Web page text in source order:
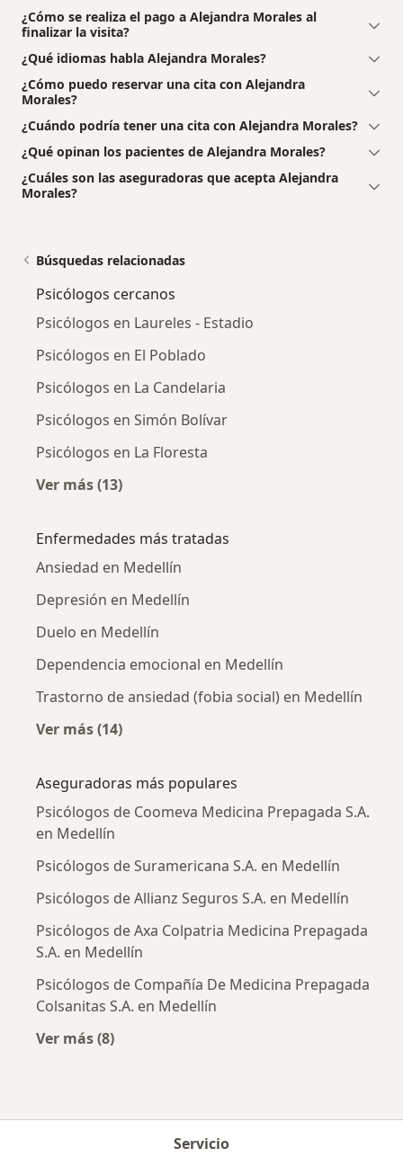
¿Cómo se realiza el pago a Alejandra Morales al
finalizar la visita?
¿Qué idiomas habla Alejandra Morales?
¿Cómo puedo reservar una cita con Alejandra
Morales?
¿Cuándo podría tener una cita con Alejandra Morales?
¿Qué opinan los pacientes de Alejandra Morales?
¿Cuáles son las aseguradoras que acepta Alejandra
Morales?
Búsquedas relacionadas
Psicólogos cercanos
Psicólogos en Laureles - Estadio
Psicólogos en El Poblado
Psicólogos en La Candelaria
Psicólogos en Simón Bolívar
Psicólogos en La Floresta
Ver más (13)
Enfermedades más tratadas
Ansiedad en Medellín
Depresión en Medellín
Duelo en Medellín
Dependencia emocional en Medellín
Trastorno de ansiedad (fobia social) en Medellín
Ver más (14)
Aseguradoras más populares
Psicólogos de Coomeva Medicina Prepagada S.A.
en Medellín
Psicólogos de Suramericana S.A. en Medellín
Psicólogos de Allianz Seguros S.A. en Medellín
Psicólogos de Axa Colpatria Medicina Prepagada
S.A. en Medellín
Psicólogos de Compañía De Medicina Prepagada
Colsanitas S.A. en Medellín
Ver más (8)
Servicio